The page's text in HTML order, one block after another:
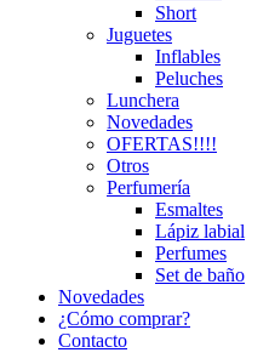
Short
Juguetes
Inflables
Peluches
Lunchera
Novedades
OFERTAS!!!!
Otros
Perfumería
Esmaltes
Lápiz labial
Perfumes
Set de baño
Novedades
¿Cómo comprar?
Contacto